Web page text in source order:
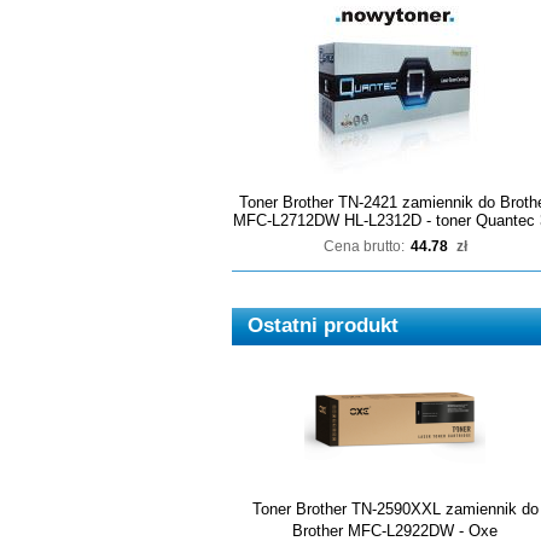
Toner Brother TN-2421 zamiennik do
MFC-L2712DW HL-L2312D - toner Quantec
Cena brutto: 44.78 zł
Ostatni produkt
Toner Brother TN-2590XXL zamiennik do
Brother MFC-L2922DW - Oxe